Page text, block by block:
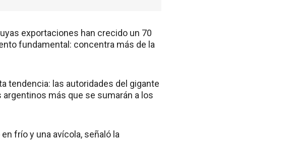
exportaciones han crecido un 70
fundamental: concentra más de la
tendencia: las autoridades del gigante
más que se sumarán a los
frío y una avícola, señaló la